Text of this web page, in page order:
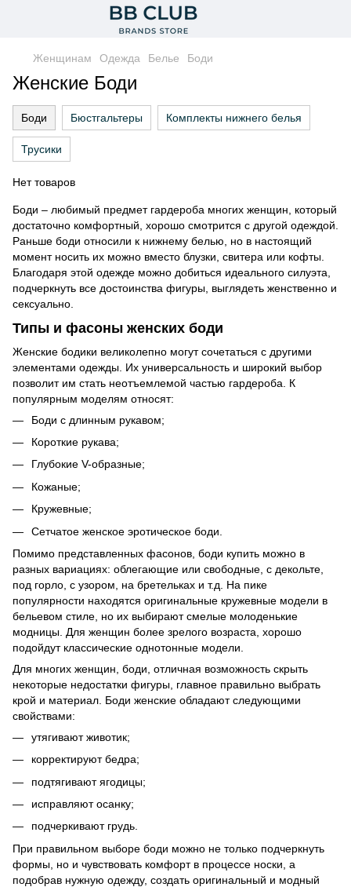
Женщинам Одежда Белье Боди
Женские Боди
Боди Бюстгальтеры Комплекты нижнего белья
Трусики
Нет товаров
Боди – любимый предмет гардероба многих женщин, который
достаточно комфортный, хорошо смотрится с другой одеждой.
Раньше боди относили к нижнему белью, но в настоящий
момент носить их можно вместо блузки, свитера или кофты.
Благодаря этой одежде можно добиться идеального силуэта,
подчеркнуть все достоинства фигуры, выглядеть женственно и
сексуально.
Типы и фасоны женских боди
Женские бодики великолепно могут сочетаться с другими
элементами одежды. Их универсальность и широкий выбор
позволит им стать неотъемлемой частью гардероба. К
популярным моделям относят:
Боди с длинным рукавом;
Короткие рукава;
Глубокие V-образные;
Кожаные;
Кружевные;
Сетчатое женское эротическое боди.
Помимо представленных фасонов, боди купить можно в
разных вариациях: облегающие или свободные, с декольте,
под горло, с узором, на бретельках и т.д. На пике
популярности находятся оригинальные кружевные модели в
бельевом стиле, но их выбирают смелые молоденькие
модницы. Для женщин более зрелого возраста, хорошо
подойдут классические однотонные модели.
Для многих женщин, боди, отличная возможность скрыть
некоторые недостатки фигуры, главное правильно выбрать
крой и материал. Боди женские обладают следующими
свойствами:
утягивают животик;
корректируют бедра;
подтягивают ягодицы;
исправляют осанку;
подчеркивают грудь.
При правильном выборе боди можно не только подчеркнуть
формы, но и чувствовать комфорт в процессе носки, а
подобрав нужную одежду, создать оригинальный и модный